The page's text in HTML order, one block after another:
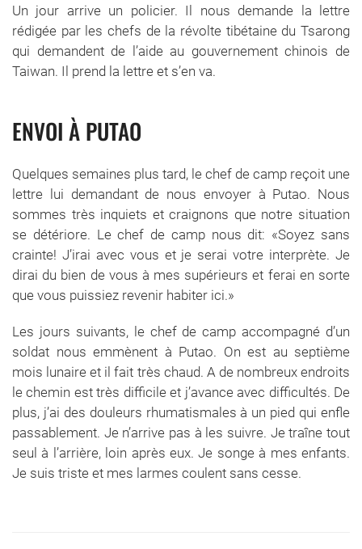
Un jour arrive un policier. Il nous demande la lettre
rédigée par les chefs de la révolte tibétaine du Tsarong
qui demandent de l’aide au gouvernement chinois de
Taiwan. Il prend la lettre et s’en va.
ENVOI À PUTAO
Quelques semaines plus tard, le chef de camp reçoit une
lettre lui demandant de nous envoyer à Putao. Nous
sommes très inquiets et craignons que notre situation
se détériore. Le chef de camp nous dit: «Soyez sans
crainte! J’irai avec vous et je serai votre interprète. Je
dirai du bien de vous à mes supérieurs et ferai en sorte
que vous puissiez revenir habiter ici.»
Les jours suivants, le chef de camp accompagné d’un
soldat nous emmènent à Putao. On est au septième
mois lunaire et il fait très chaud. A de nombreux endroits
le chemin est très difficile et j’avance avec difficultés. De
plus, j’ai des douleurs rhumatismales à un pied qui enfle
passablement. Je n’arrive pas à les suivre. Je traîne tout
seul à l’arrière, loin après eux. Je songe à mes enfants.
Je suis triste et mes larmes coulent sans cesse.